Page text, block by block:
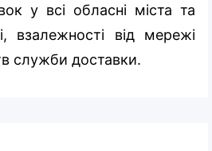
у всі обласні міста та
взалежності від мережі
служби доставки.